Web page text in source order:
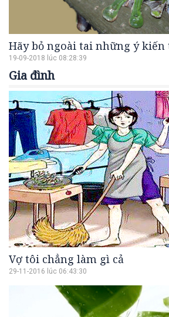
Hãy bỏ ngoài tai những ý kiến
19-09-2018 lúc 08:28:39
Gia đình
Vợ tôi chẳng làm gì cả
29-11-2016 lúc 06:43:30